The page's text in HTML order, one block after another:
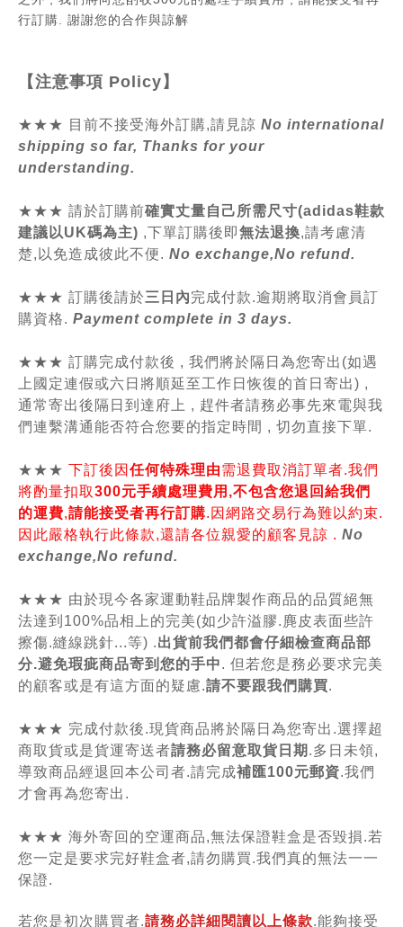
行訂購 . 謝謝您的合作與諒解
【注意事項 Policy 】
★★★ 目前不接受海外訂購,請見諒 No international
shipping so far, Thanks for your
understanding.
★★★ 請於訂購前確實丈量自己所需尺寸(adidas鞋款
建議以UK碼為主) ,下單訂購後即無法退換,請考慮清
楚,以免造成彼此不便. No exchange,No refund.
★★★ 訂購後請於三日內完成付款.逾期將取消會員訂
購資格. Payment complete in 3 days.
★★★ 訂購完成付款後 , 我們將於隔日為您寄出(如遇
上國定連假或六日將順延至工作日恢復的首日寄出) ,
通常寄出後隔日到達府上 , 趕件者請務必事先來電與我
們連繫溝通能否符合您要的指定時間 , 切勿直接下單.
★★★ 下訂後因 任何特殊理由需退費取消訂單者.我們
將酌量扣取300元手續處理費用,不包含您退回給我們
的運費,請能接受者再行訂購.因網路交易行為難以約束.
因此嚴格執行此條款,還請各位親愛的顧客見諒 . No
exchange,No refund.
★★★ 由於現今各家運動鞋品牌製作商品的品質絕無
法達到100%品相上的完美(如少許溢膠.麂皮表面些許
擦傷.縫線跳針...等) .出貨前我們都會仔細檢查商品部
分.避免瑕疵商品寄到您的手中. 但若您是務必要求完美
的顧客或是有這方面的疑慮.請不要跟我們購買.
★★★ 完成付款後.現貨商品將於隔日為您寄出.選擇超
商取貨或是貨運寄送者請務必留意取貨日期 .多日未領,
導致商品經退回本公司者.請完成補匯100元郵資.我們
才會再為您寄出.
★★★ 海外寄回的空運商品,無法保證鞋盒是否毀損.若
您一定是要求完好鞋盒者,請勿購買.我們真的無法一一
保證.
若您是初次購買者.請務必詳細閱讀以上條款.能夠接受